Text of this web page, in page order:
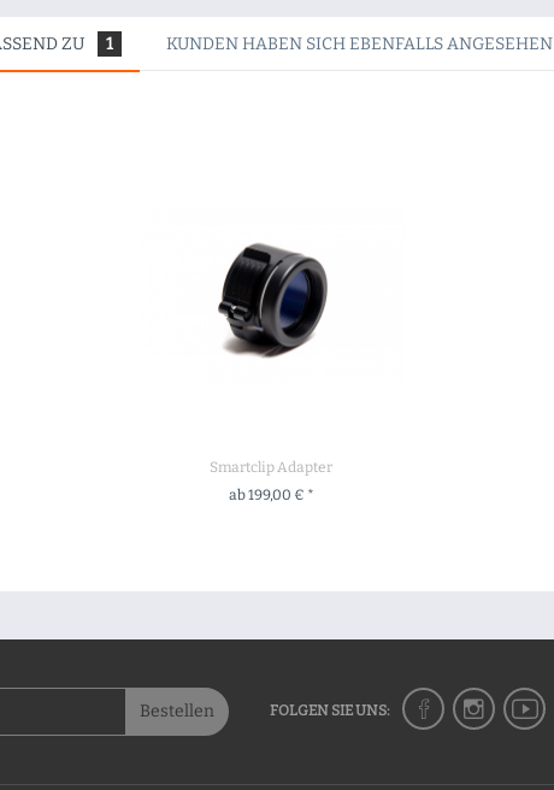
ZU 1 KUNDEN HABEN SICH EBENFALLS ANGESEHEN
Smartclip Adapter
ab 199,00 € *
Bestellen FOLGEN SIE UNS: